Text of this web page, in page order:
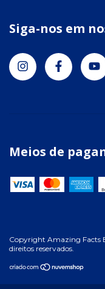
Siga-nos em
Meios de
Copyright Amazing Facts
direitos reservados.